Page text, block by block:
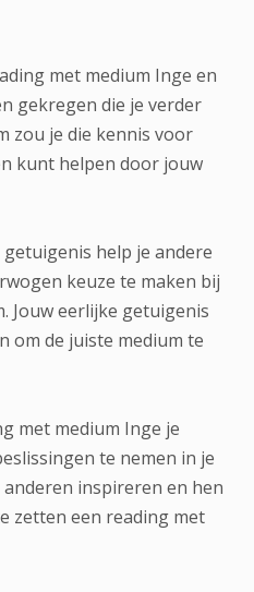
met medium Inge en
gekregen die je verder
zou je die kennis voor
kunt helpen door jouw
help je andere
keuze te maken bij
Jouw eerlijke getuigenis
om de juiste medium te
met medium Inge je
te nemen in je
inspireren en hen
zetten een reading met